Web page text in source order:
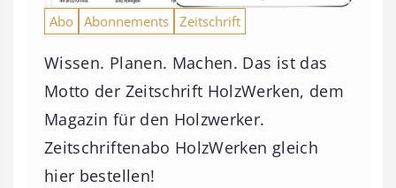
Abo Abonnements Zeitschrift
Wissen. Planen. Machen. Das ist das
Motto der Zeitschrift HolzWerken, dem
Magazin für den Holzwerker.
Zeitschriftenabo HolzWerken gleich
hier bestellen!